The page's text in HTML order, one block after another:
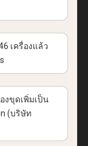
เครื่องแล้ว
งขุดเพิ่มเป็น
(บริษัท